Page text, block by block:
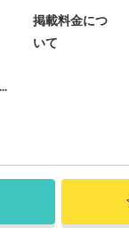
掲載料金につ
いて